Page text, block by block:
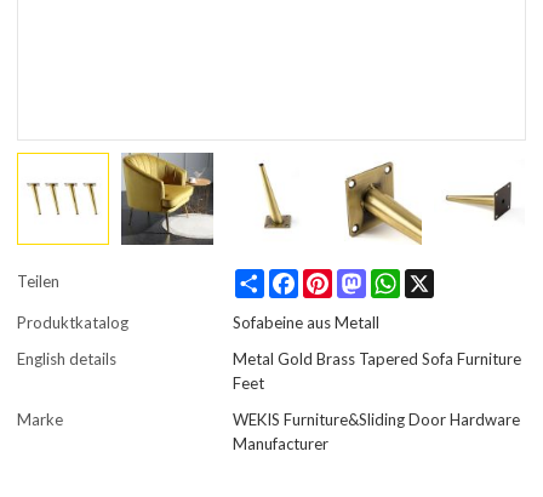
Teilen Share FacebookPinterestMastodonWhatsApp
Produktkatalog
Sofabeine aus Metall
English details
Metal Gold Brass Tapered Sofa Furniture
Feet
Marke
WEKIS Furniture&Sliding Door Hardware
Manufacturer